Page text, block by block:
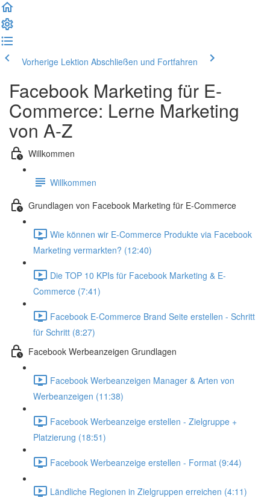
Vorherige Lektion Abschließen und Fortfahren
Facebook Marketing für E-
Commerce: Lerne Marketing
von A-Z
Willkommen
Willkommen
Grundlagen von Facebook Marketing für E-Commerce
Wie können wir E-Commerce Produkte via Facebook
Marketing vermarkten? (12:40)
Die TOP 10 KPIs für Facebook Marketing & E-
Commerce (7:41)
Facebook E-Commerce Brand Seite erstellen - Schritt
für Schritt (8:27)
Facebook Werbeanzeigen Grundlagen
Facebook Werbeanzeigen Manager & Arten von
Werbeanzeigen (11:38)
Facebook Werbeanzeige erstellen - Zielgruppe +
Platzierung (18:51)
Facebook Werbeanzeige erstellen - Format (9:44)
Ländliche Regionen in Zielgruppen erreichen (4:11)